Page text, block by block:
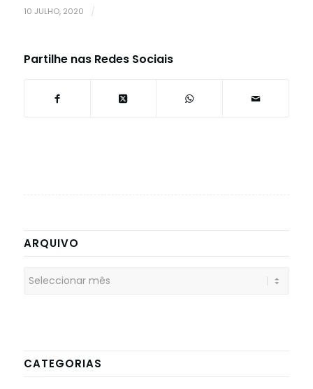
10 JULHO, 2020 /
Partilhe nas Redes Sociais
ARQUIVO
CATEGORIAS